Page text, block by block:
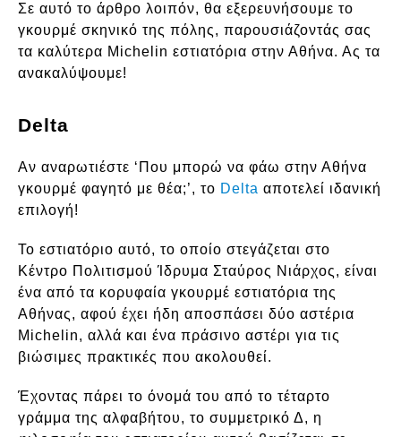
Σε αυτό το άρθρο λοιπόν, θα εξερευνήσουμε το
γκουρμέ σκηνικό της πόλης, παρουσιάζοντάς σας
τα καλύτερα Michelin εστιατόρια στην Αθήνα. Ας τα
ανακαλύψουμε!
Delta
Αν αναρωτιέστε ‘Που μπορώ να φάω στην Αθήνα
γκουρμέ φαγητό με θέα;’, το Delta αποτελεί ιδανική
επιλογή!
Το εστιατόριο αυτό, το οποίο στεγάζεται στο
Κέντρο Πολιτισμού Ίδρυμα Σταύρος Νιάρχος, είναι
ένα από τα κορυφαία γκουρμέ εστιατόρια της
Αθήνας, αφού έχει ήδη αποσπάσει δύο αστέρια
Michelin, αλλά και ένα πράσινο αστέρι για τις
βιώσιμες πρακτικές που ακολουθεί.
Έχοντας πάρει το όνομά του από το τέταρτο
γράμμα της αλφαβήτου, το συμμετρικό Δ, η